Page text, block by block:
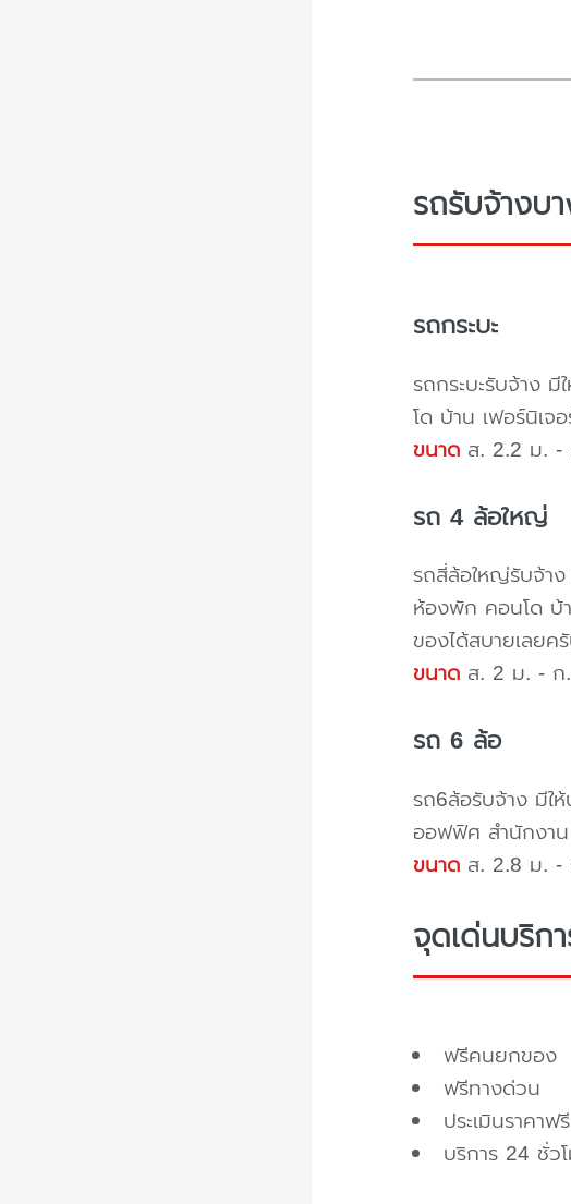
รถรับจ้างบ
รถกระบะ
รถกระบะรับจ้าง
โด บ้าน เฟอร์นิเจ
ขนาดส. 2.2 ม. -
รถ 4 ล้อใหญ่
รถสี่ล้อใหญ่รับจ้าง
ห้องพัก คอนโด บ้
ของได้สบายเลยค
ขนาดส. 2 ม. - ก
รถ 6 ล้อ
รถ6ล้อรับจ้าง มีใ
ออฟฟิศ สำนักงาน
ขนาดส. 2.8 ม. -
จุดเด่นบริก
ฟรีคนยกของ
ฟรีทางด่วน
ประเมินราคาฟรี
บริการ 24 ชั่ว